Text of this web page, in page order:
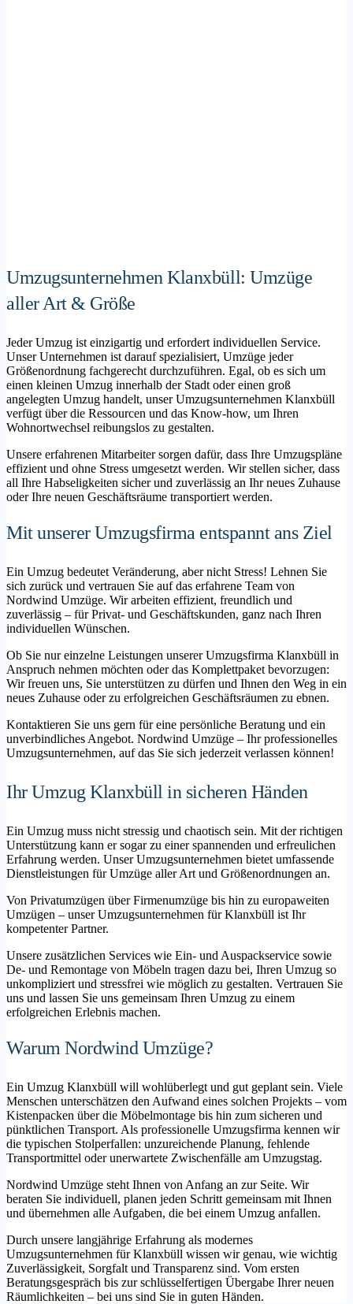
Umzugsunternehmen Klanxbüll: Umzüge
aller Art & Größe
Jeder Umzug ist einzigartig und erfordert individuellen Service.
Unser Unternehmen ist darauf spezialisiert, Umzüge jeder
Größenordnung fachgerecht durchzuführen. Egal, ob es sich um
einen kleinen Umzug innerhalb der Stadt oder einen groß
angelegten Umzug handelt, unser Umzugsunternehmen Klanxbüll
verfügt über die Ressourcen und das Know-how, um Ihren
Wohnortwechsel reibungslos zu gestalten.
Unsere erfahrenen Mitarbeiter sorgen dafür, dass Ihre Umzugspläne
effizient und ohne Stress umgesetzt werden. Wir stellen sicher, dass
all Ihre Habseligkeiten sicher und zuverlässig an Ihr neues Zuhause
oder Ihre neuen Geschäftsräume transportiert werden.
Mit unserer Umzugsfirma entspannt ans Ziel
Ein Umzug bedeutet Veränderung, aber nicht Stress! Lehnen Sie
sich zurück und vertrauen Sie auf das erfahrene Team von
Nordwind Umzüge. Wir arbeiten effizient, freundlich und
zuverlässig – für Privat- und Geschäftskunden, ganz nach Ihren
individuellen Wünschen.
Ob Sie nur einzelne Leistungen unserer Umzugsfirma Klanxbüll in
Anspruch nehmen möchten oder das Komplettpaket bevorzugen:
Wir freuen uns, Sie unterstützen zu dürfen und Ihnen den Weg in ein
neues Zuhause oder zu erfolgreichen Geschäftsräumen zu ebnen.
Kontaktieren Sie uns gern für eine persönliche Beratung und ein
unverbindliches Angebot. Nordwind Umzüge – Ihr professionelles
Umzugsunternehmen, auf das Sie sich jederzeit verlassen können!
Ihr Umzug Klanxbüll in sicheren Händen
Ein Umzug muss nicht stressig und chaotisch sein. Mit der richtigen
Unterstützung kann er sogar zu einer spannenden und erfreulichen
Erfahrung werden. Unser Umzugsunternehmen bietet umfassende
Dienstleistungen für Umzüge aller Art und Größenordnungen an.
Von Privatumzügen über Firmenumzüge bis hin zu europaweiten
Umzügen – unser Umzugsunternehmen für Klanxbüll ist Ihr
kompetenter Partner.
Unsere zusätzlichen Services wie Ein- und Auspackservice sowie
De- und Remontage von Möbeln tragen dazu bei, Ihren Umzug so
unkompliziert und stressfrei wie möglich zu gestalten. Vertrauen Sie
uns und lassen Sie uns gemeinsam Ihren Umzug zu einem
erfolgreichen Erlebnis machen.
Warum Nordwind Umzüge?
Ein Umzug Klanxbüll will wohlüberlegt und gut geplant sein. Viele
Menschen unterschätzen den Aufwand eines solchen Projekts – vom
Kistenpacken über die Möbelmontage bis hin zum sicheren und
pünktlichen Transport. Als professionelle Umzugsfirma kennen wir
die typischen Stolperfallen: unzureichende Planung, fehlende
Transportmittel oder unerwartete Zwischenfälle am Umzugstag.
Nordwind Umzüge steht Ihnen von Anfang an zur Seite. Wir
beraten Sie individuell, planen jeden Schritt gemeinsam mit Ihnen
und übernehmen alle Aufgaben, die bei einem Umzug anfallen.
Durch unsere langjährige Erfahrung als modernes
Umzugsunternehmen für Klanxbüll wissen wir genau, wie wichtig
Zuverlässigkeit, Sorgfalt und Transparenz sind. Vom ersten
Beratungsgespräch bis zur schlüsselfertigen Übergabe Ihrer neuen
Räumlichkeiten – bei uns sind Sie in guten Händen.